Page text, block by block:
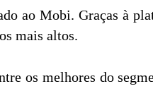
ao Mobi. Graças à
mais altos.
os melhores do